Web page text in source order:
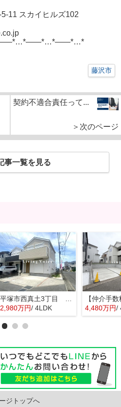
11 スカイヒルズ102
藤沢市
契約不適合責任って...
＞次のページ
事一覧を見る
2,980万円/ 4LDK 4,480万円/
ジトップへ